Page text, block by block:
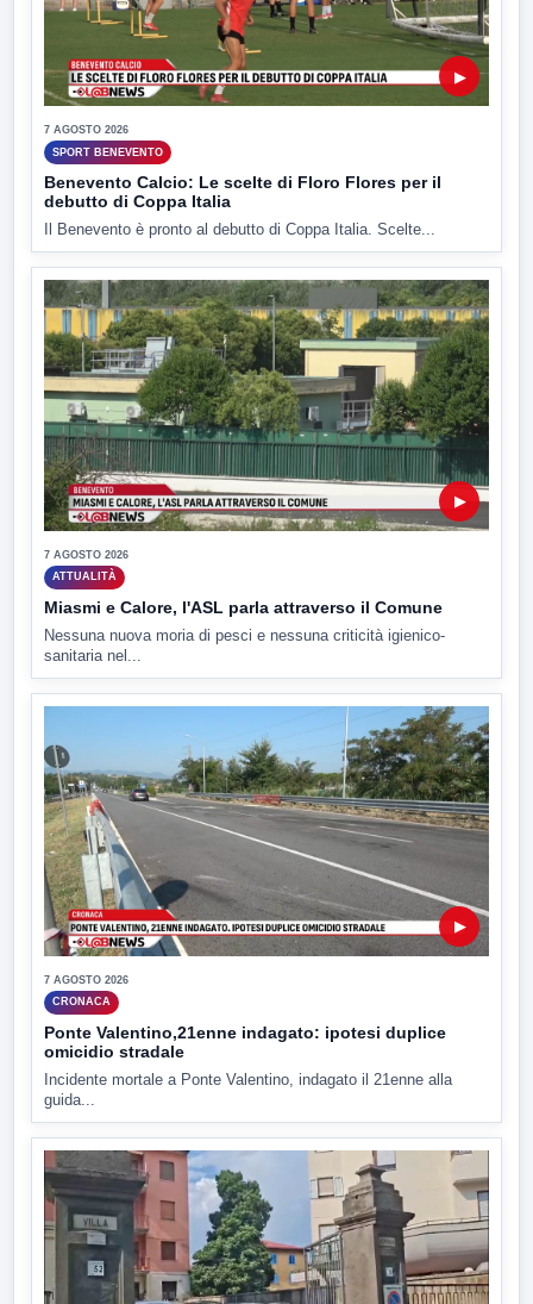
▶
7 AGOSTO 2026
SPORT BENEVENTO
Benevento Calcio: Le scelte di Floro Flores per il
debutto di Coppa Italia
Il Benevento è pronto al debutto di Coppa Italia. Scelte...
▶
7 AGOSTO 2026
ATTUALITÀ
Miasmi e Calore, l'ASL parla attraverso il Comune
Nessuna nuova moria di pesci e nessuna criticità igienico-
sanitaria nel...
▶
7 AGOSTO 2026
CRONACA
Ponte Valentino,21enne indagato: ipotesi duplice
omicidio stradale
Incidente mortale a Ponte Valentino, indagato il 21enne alla
guida...